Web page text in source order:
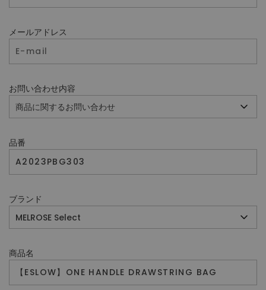
メールアドレス
お問い合わせ内容
品番
ブランド
商品名